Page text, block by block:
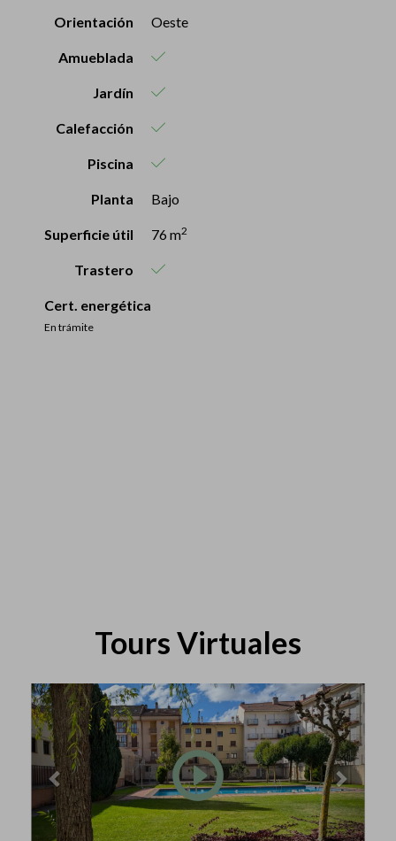
Orientación Oeste
Amueblada
Jardín
Calefacción
Piscina
Planta Bajo
Superficie útil 76 m2
Trastero
Cert. energética
En trámite
Tours Virtuales
Previous Next